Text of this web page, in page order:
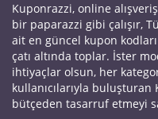
Kuponrazzi, online
bir paparazzi gibi çalışır,
ait en güncel kupon
çatı altında toplar. İster
ihtiyaçlar olsun, her
kullanıcılarıyla
bütçeden tasarruf etmeyi